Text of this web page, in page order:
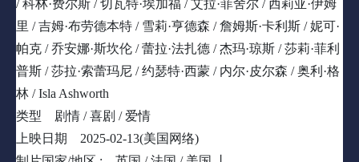
/ 科林·费尔斯 / 切瓦特·埃加福 / 艾拉·菲舍尔 / 西莉亚·伊姆
里 / 吉姆·布劳德本特 / 雪莉·亨德森 / 詹姆斯·卡利斯 / 妮可·
帕克 / 乔安娜·斯坎伦 / 蕾拉·法扎德 / 杰玛·琼斯 / 莎莉·菲利
普斯 / 莎拉·索蕾玛尼 / 约瑟特·西蒙 / 内尔·皮尔森 / 奥利·格
林 / Isla Ashworth
类型
剧情 / 喜剧 / 爱情
上映日期
2025-02-13(美国网络)